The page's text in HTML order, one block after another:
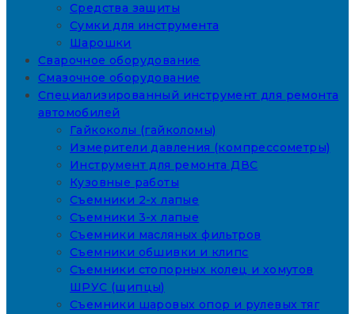
Средства защиты
Сумки для инструмента
Шарошки
Сварочное оборудование
Смазочное оборудование
Специализированный инструмент для ремонта
автомобилей
Гайкоколы (гайколомы)
Измерители давления (компрессометры)
Инструмент для ремонта ДВС
Кузовные работы
Съемники 2-х лапые
Съемники 3-х лапые
Съемники масляных фильтров
Съемники обшивки и клипс
Съемники стопорных колец и хомутов
ШРУС (щипцы)
Съемники шаровых опор и рулевых тяг